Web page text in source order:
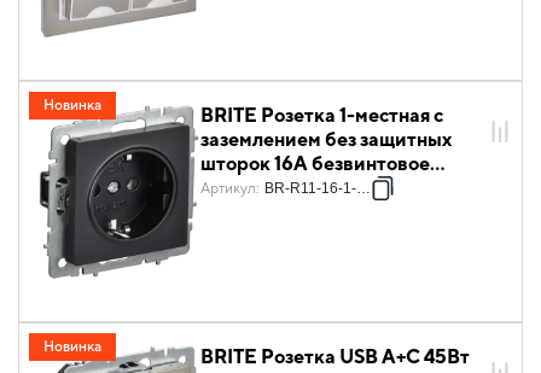
BRITE Розетка 1-местная с
заземлением без защитных
шторок 16А безвинтовое
крепление РС21-1-0-БрЧ
Артикул: BR-R11-16-1-K02
Новинка
BRITE Розетка USB A+C 45Вт
Новинка